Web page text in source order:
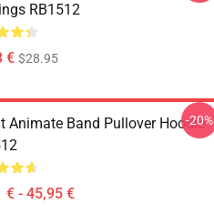
RB1512
€ $28.95
Animate Band Pullover Hoodie
€ - 45,95 €
-20%